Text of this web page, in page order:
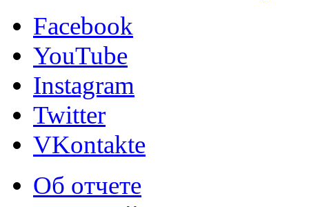
Facebook
YouTube
Instagram
Twitter
VKontakte
Об отчете